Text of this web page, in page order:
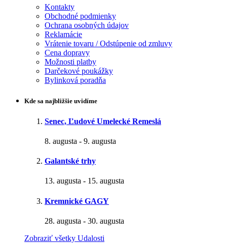
Kontakty
Obchodné podmienky
Ochrana osobných údajov
Reklamácie
Vrátenie tovaru / Odstúpenie od zmluvy
Cena dopravy
Možnosti platby
Darčekové poukážky
Bylinková poradňa
Kde sa najbližšie uvidíme
Senec, Ľudové Umelecké Remeslá
8. augusta - 9. augusta
Galantské trhy
13. augusta - 15. augusta
Kremnické GAGY
28. augusta - 30. augusta
Zobraziť všetky Udalosti